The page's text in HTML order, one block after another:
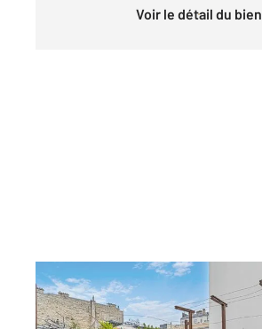
Voir le détail du bien
PARIS 75020
196 m2, 9 pièces
Ref : 15132